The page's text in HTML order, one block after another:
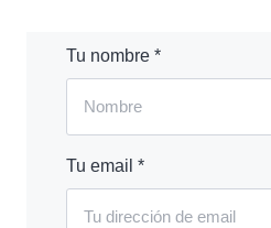
Tu nombre *
Tu email *